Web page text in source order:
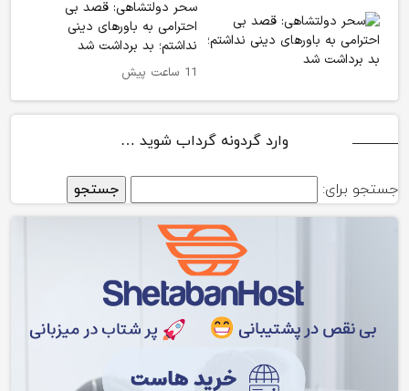
سحر دولتشاهی: قصد بی
احترامی به باورهای دینی
نداشتم؛ بد برداشت شد
11 ساعت پیش
وارد گردونه گرداب شوید …
جستجو برای: